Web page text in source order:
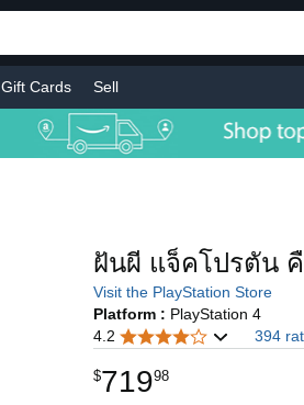
Gift Cards Sell
ฝันผี แจ็คโปรตัน
Visit the PlayStation Store
Platform : PlayStation 4
4.2
394
$71998